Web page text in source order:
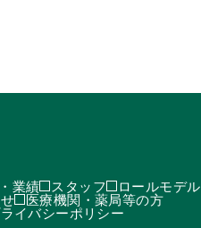
業績 スタッフ
ロールモデル
医療機関・薬局等の方
イバシーポリシー